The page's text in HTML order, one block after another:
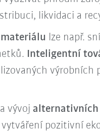
likvidaci a
lze např.
Inteligentní
výrobních
a vývoj
pozitivní